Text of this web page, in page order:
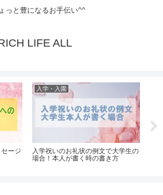
っと豊になるお手伝い^^
LIFE ALL
ージ
入学・入園
入学祝いのお礼状の例文で大学生の
場合！本人が書く時の書き方